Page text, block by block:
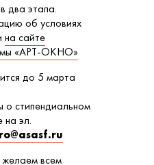
два этапа.
об условиях
на сайте
«АРТ-ОКНО»
до 5 марта
о стипендиальном
на эл.
всем